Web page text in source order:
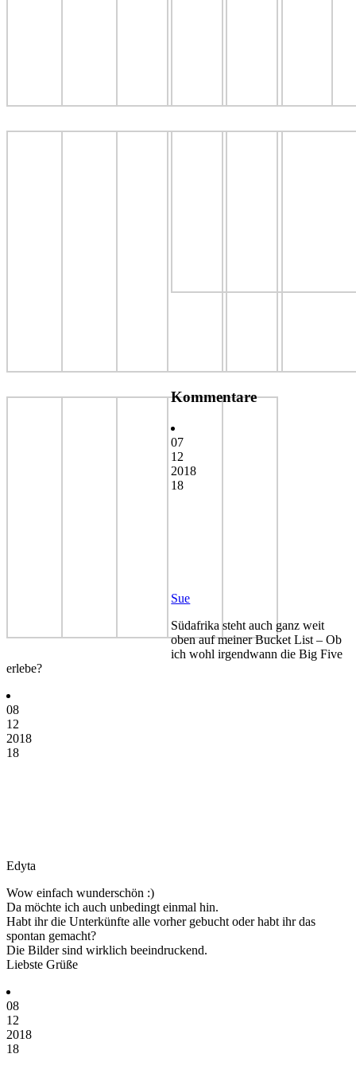
Kommentare
07
12
2018
18
Sue
Südafrika steht auch ganz weit
oben auf meiner Bucket List – Ob
ich wohl irgendwann die Big Five
erlebe?
08
12
2018
18
Edyta
Wow einfach wunderschön :)
Da möchte ich auch unbedingt einmal hin.
Habt ihr die Unterkünfte alle vorher gebucht oder habt ihr das
spontan gemacht?
Die Bilder sind wirklich beeindruckend.
Liebste Grüße
08
12
2018
18